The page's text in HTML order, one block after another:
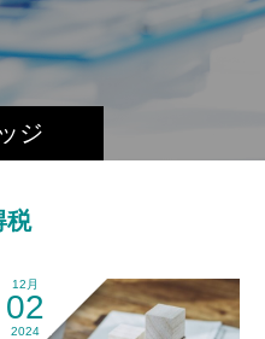
ジ
税
12月
02
2024